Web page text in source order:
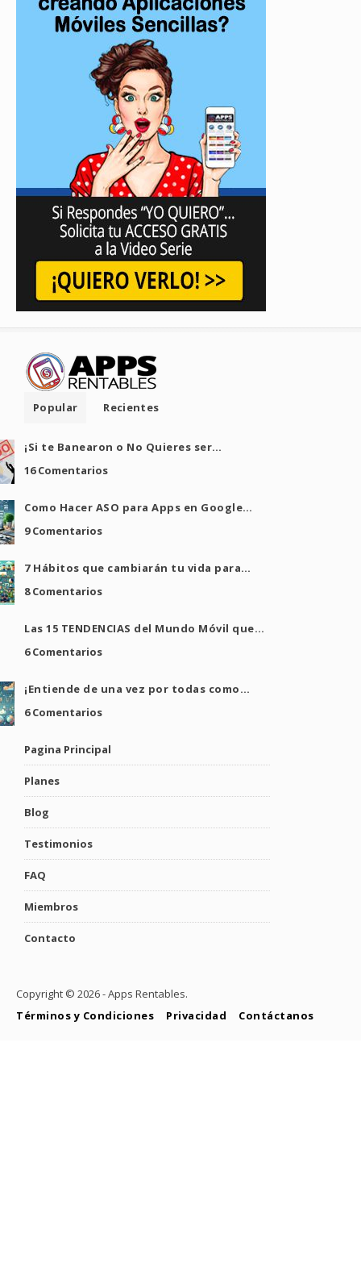
Popular Recientes
¡Si te Banearon o No Quieres ser…
16 Comentarios
Como Hacer ASO para Apps en Google…
9 Comentarios
7 Hábitos que cambiarán tu vida para…
8 Comentarios
Las 15 TENDENCIAS del Mundo Móvil que…
6 Comentarios
¡Entiende de una vez por todas como…
6 Comentarios
Pagina Principal
Planes
Blog
Testimonios
FAQ
Miembros
Contacto
Copyright © 2026 - Apps Rentables.
Términos y Condiciones
Privacidad Contáctanos